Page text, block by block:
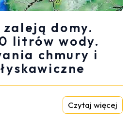
domy.
litrów wody.
chmury i
Czytaj więcej